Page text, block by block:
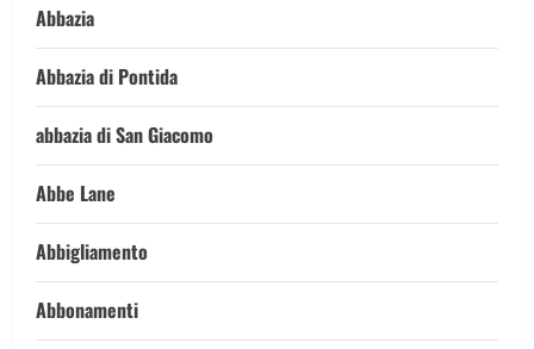
Abbazia
Abbazia di Pontida
abbazia di San Giacomo
Abbe Lane
Abbigliamento
Abbonamenti